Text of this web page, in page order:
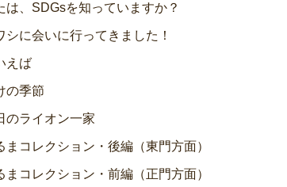
は、SDGsを知っていますか？
シに会いに行ってきました！
えば
の季節
のライオン一家
まコレクション・後編（東門方面）
まコレクション・前編（正門方面）